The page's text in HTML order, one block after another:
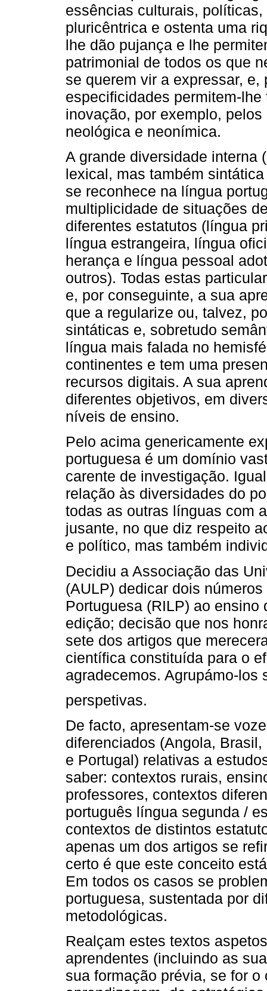
essências culturais,
pluricêntrica e ostenta uma
lhe dão pujança e lhe
patrimonial de todos os que
se querem vir a expressar,
especificidades permitem-
inovação, por exemplo,
neológica e neonímica.
A grande diversidade interna
lexical, mas também
se reconhece na língua
multiplicidade de situações
diferentes estatutos (língua
língua estrangeira, língua
herança e língua pessoal
outros). Todas estas
e, por conseguinte, a sua
que a regularize ou, talvez,
sintáticas e, sobretudo
língua mais falada no
continentes e tem uma
recursos digitais. A sua
diferentes objetivos, em
níveis de ensino.
Pelo acima genericamente
portuguesa é um domínio
carente de investigação.
relação às diversidades do
todas as outras línguas com
jusante, no que diz respeito
e político, mas também
Decidiu a Associação das
(AULP) dedicar dois
Portuguesa (RILP) ao
edição; decisão que nos
sete dos artigos que
científica constituída para o
agradecemos. Agrupámo-
perspetivas.
De facto, apresentam-se
diferenciados (Angola,
e Portugal) relativas a
saber: contextos rurais,
professores, contextos
português língua segunda /
contextos de distintos
apenas um dos artigos se
certo é que este conceito
Em todos os casos se
portuguesa, sustentada por
metodológicas.
Realçam estes textos
aprendentes (incluindo as
sua formação prévia, se for